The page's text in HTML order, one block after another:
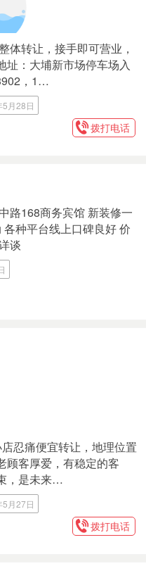
体转让，接手即可营业，
址：大埔新市场停车场入
，1…
月28日
拨打电话
路168商务宾馆 新装修一
种平台线上口碑良好 价
谈
忍痛便宜转让，地理位置
顾客厚爱，有稳定的客
，是未来…
月27日
拨打电话